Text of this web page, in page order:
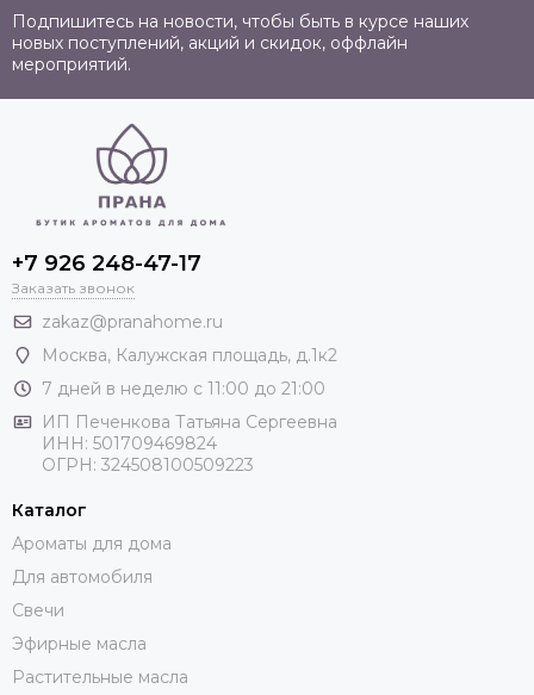
Подпишитесь на новости, чтобы быть в курсе наших
новых поступлений, акций и скидок, оффлайн
мероприятий.
+7 926 248-47-17
Заказать звонок
zakaz@pranahome.ru
Москва, Калужская площадь, д.1к2
7 дней в неделю с 11:00 до 21:00
ИП Печенкова Татьяна Сергеевна
ИНН: 501709469824
ОГРН: 324508100509223
Каталог
Ароматы для дома
Для автомобиля
Свечи
Эфирные масла
Растительные масла